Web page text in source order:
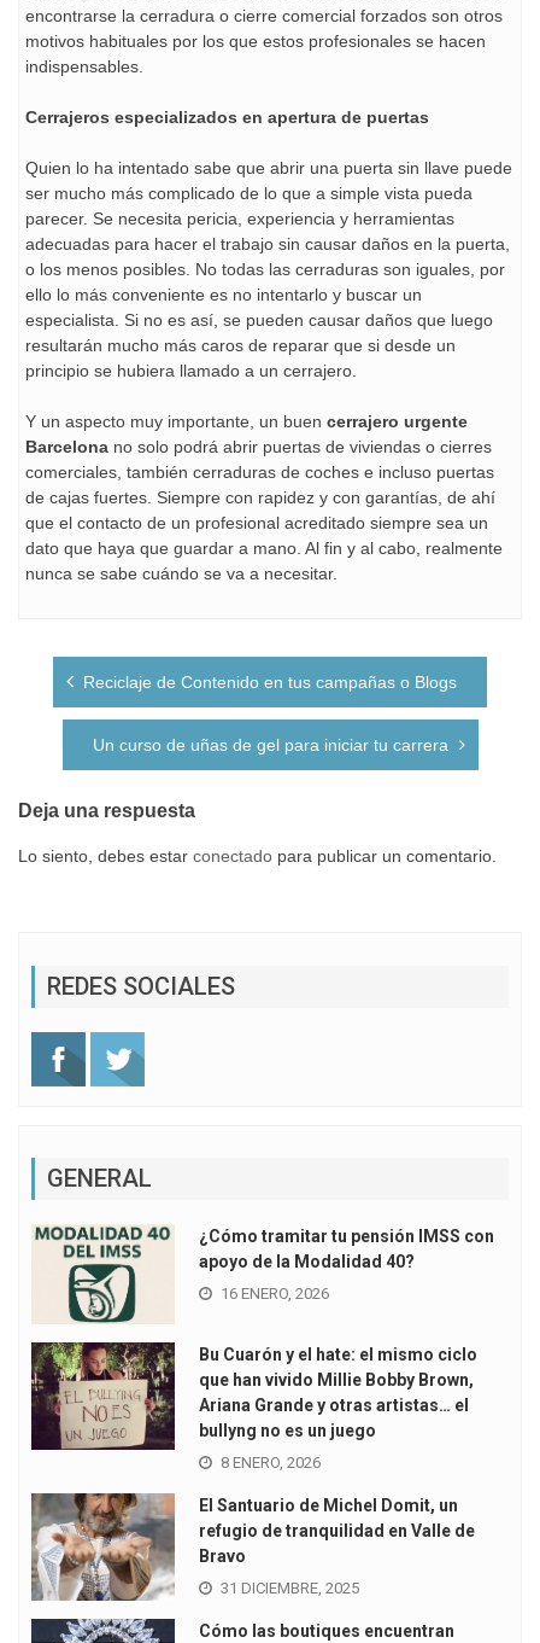
encontrarse la cerradura o cierre comercial forzados son otros
motivos habituales por los que estos profesionales se hacen
indispensables.
Cerrajeros especializados en apertura de puertas
Quien lo ha intentado sabe que abrir una puerta sin llave puede
ser mucho más complicado de lo que a simple vista pueda
parecer. Se necesita pericia, experiencia y herramientas
adecuadas para hacer el trabajo sin causar daños en la puerta,
o los menos posibles. No todas las cerraduras son iguales, por
ello lo más conveniente es no intentarlo y buscar un
especialista. Si no es así, se pueden causar daños que luego
resultarán mucho más caros de reparar que si desde un
principio se hubiera llamado a un cerrajero.
Y un aspecto muy importante, un buen cerrajero urgente
Barcelona no solo podrá abrir puertas de viviendas o cierres
comerciales, también cerraduras de coches e incluso puertas
de cajas fuertes. Siempre con rapidez y con garantías, de ahí
que el contacto de un profesional acreditado siempre sea un
dato que haya que guardar a mano. Al fin y al cabo, realmente
nunca se sabe cuándo se va a necesitar.
Navegación
entradas
Reciclaje de Contenido en tus campañas o Blogs
Un curso de uñas de gel para iniciar tu carrera
Deja una respuesta
Lo siento, debes estar conectado para publicar un comentario.
REDES SOCIALES
GENERAL
¿Cómo tramitar tu pensión IMSS con
apoyo de la Modalidad 40?
16 ENERO, 2026
Bu Cuarón y el hate: el mismo ciclo
que han vivido Millie Bobby Brown,
Ariana Grande y otras artistas… el
bullyng no es un juego
8 ENERO, 2026
El Santuario de Michel Domit, un
refugio de tranquilidad en Valle de
Bravo
31 DICIEMBRE, 2025
Cómo las boutiques encuentran